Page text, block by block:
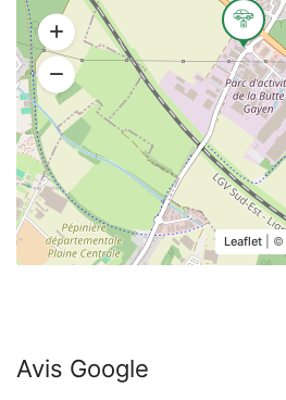
Leaflet | ©
Avis Google